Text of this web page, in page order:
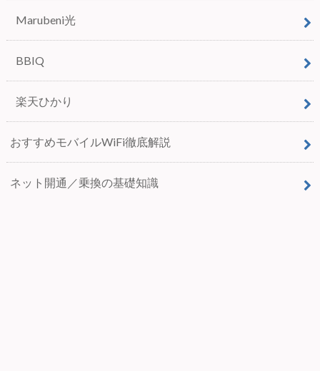
Marubeni光
BBIQ
楽天ひかり
おすすめモバイルWiFi徹底解説
ネット開通／乗換の基礎知識